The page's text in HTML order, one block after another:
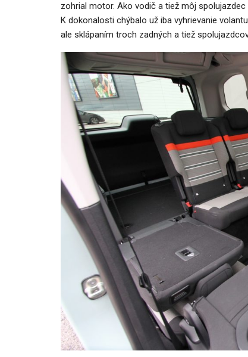
zohrial motor. Ako vodič a tiež môj
K dokonalosti chýbalo už iba vyhrievanie
ale sklápaním troch zadných a tiež